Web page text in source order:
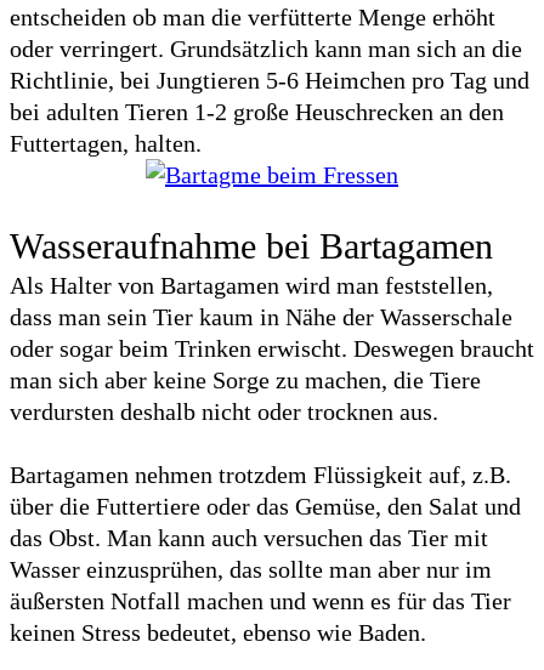
entscheiden ob man die verfütterte Menge erhöht
oder verringert. Grundsätzlich kann man sich an die
Richtlinie, bei Jungtieren 5-6 Heimchen pro Tag und
bei adulten Tieren 1-2 große Heuschrecken an den
Futtertagen, halten.
Wasseraufnahme bei Bartagamen
Als Halter von Bartagamen wird man feststellen,
dass man sein Tier kaum in Nähe der Wasserschale
oder sogar beim Trinken erwischt. Deswegen braucht
man sich aber keine Sorge zu machen, die Tiere
verdursten deshalb nicht oder trocknen aus.
Bartagamen nehmen trotzdem Flüssigkeit auf, z.B.
über die Futtertiere oder das Gemüse, den Salat und
das Obst. Man kann auch versuchen das Tier mit
Wasser einzusprühen, das sollte man aber nur im
äußersten Notfall machen und wenn es für das Tier
keinen Stress bedeutet, ebenso wie Baden.